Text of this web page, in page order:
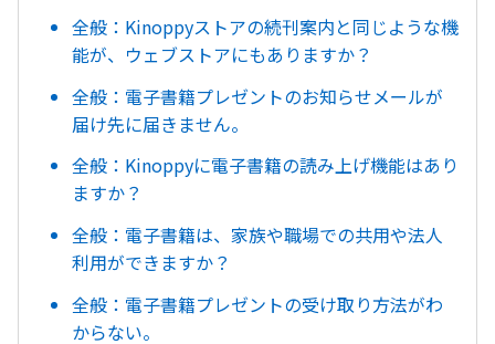
全般：Kinoppyストアの続刊案内と同じような機
能が、ウェブストアにもありますか？
全般：電子書籍プレゼントのお知らせメールが
届け先に届きません。
全般：Kinoppyに電子書籍の読み上げ機能はあり
ますか？
全般：電子書籍は、家族や職場での共用や法人
利用ができますか？
全般：電子書籍プレゼントの受け取り方法がわ
からない。